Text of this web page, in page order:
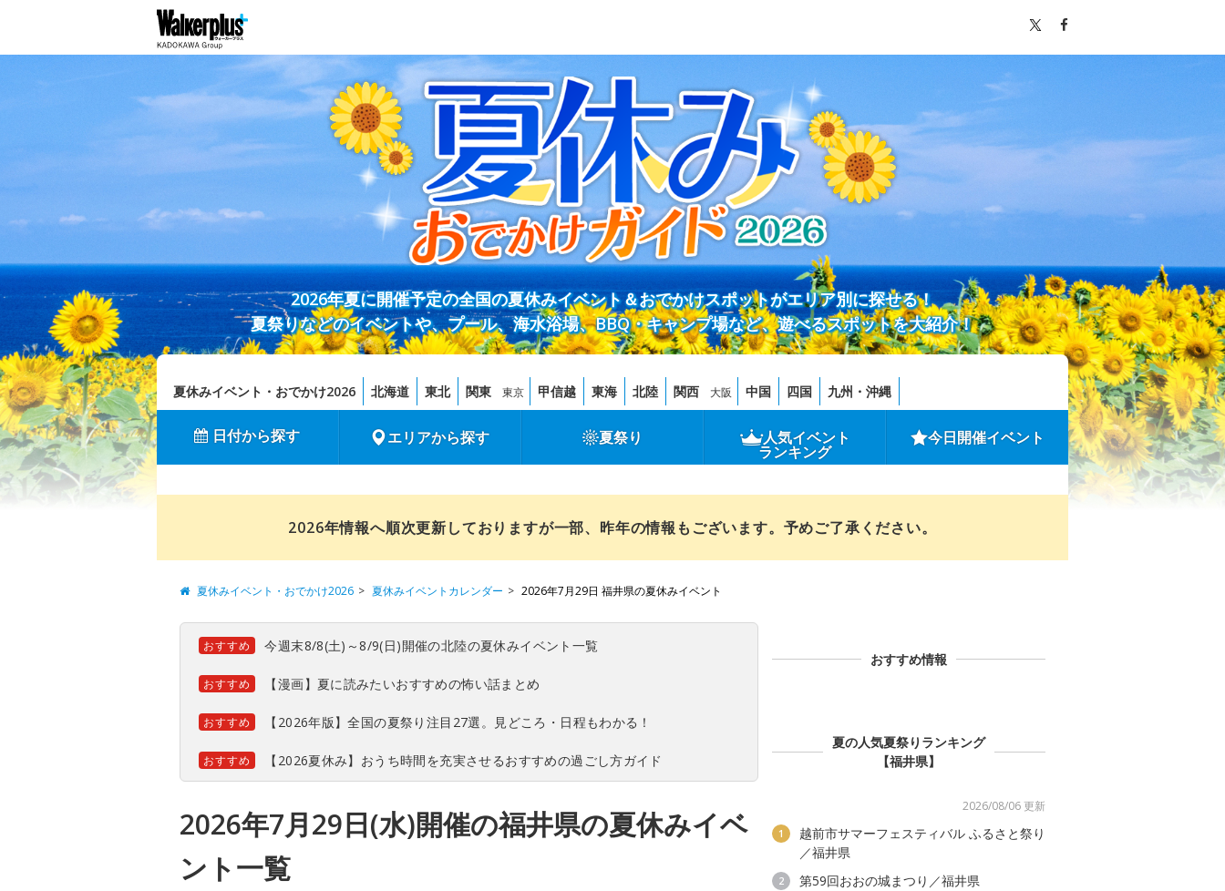
2026年夏に開催予定の全国の夏休みイベント＆おでかけスポットがエリア別に探せる！
夏祭りなどのイベントや、プール、海水浴場、BBQ・キャンプ場など、遊べるスポットを大紹介！
夏休みイベント・おでかけ2026 北海道 東北 関東 東京 甲信越 東海 北陸 関西 大阪 中国 四国 九州・沖縄
日付から探す エリアから探す 夏祭り 人気イベント
ランキング
今日開催イベント
2026年情報へ順次更新しておりますが一部、昨年の情報もございます。予めご了承ください。
夏休みイベント・おでかけ2026 夏休みイベントカレンダー 2026年7月29日 福井県の夏休みイベント
おすすめ 今週末8/8(土)～8/9(日)開催の北陸の夏休みイベント一覧
おすすめ 【漫画】夏に読みたいおすすめの怖い話まとめ
おすすめ 【2026年版】全国の夏祭り注目27選。見どころ・日程もわかる！
おすすめ 【2026夏休み】おうち時間を充実させるおすすめの過ごし方ガイド
2026年7月29日(水)開催の福井県の夏休みイベ
ント一覧
おすすめ情報
夏の人気夏祭りランキング
【福井県】
2026/08/06 更新
1
越前市サマーフェスティバル ふるさと祭り
／福井県
2 第59回おおの城まつり／福井県